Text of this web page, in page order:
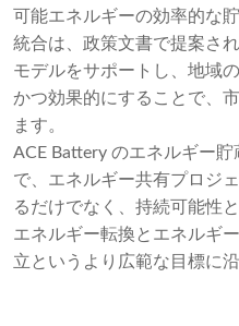
可能エネルギーの効率的な
統合は、政策文書で提案さ
モデルをサポートし、地域
かつ効果的にすることで、
ます。
ACE Battery のエネルギー
で、エネルギー共有プロジ
るだけでなく、持続可能性
エネルギー転換とエネルギ
立というより広範な目標に